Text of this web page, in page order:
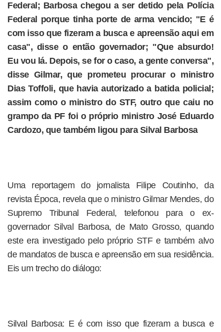
Federal; Barbosa chegou a ser detido pela Polícia
Federal porque tinha porte de arma vencido; "E é
com isso que fizeram a busca e apreensão aqui em
casa", disse o então governador; "Que absurdo!
Eu vou lá. Depois, se for o caso, a gente conversa",
disse Gilmar, que prometeu procurar o ministro
Dias Toffoli, que havia autorizado a batida policial;
assim como o ministro do STF, outro que caiu no
grampo da PF foi o próprio ministro José Eduardo
Cardozo, que também ligou para Silval Barbosa
Uma reportagem do jornalista Filipe Coutinho, da
revista Época, revela que o ministro Gilmar Mendes, do
Supremo Tribunal Federal, telefonou para o ex-
governador Silval Barbosa, de Mato Grosso, quando
este era investigado pelo próprio STF e também alvo
de mandatos de busca e apreensão em sua residência.
Eis um trecho do diálogo:
Silval Barbosa: E é com isso que fizeram a busca e